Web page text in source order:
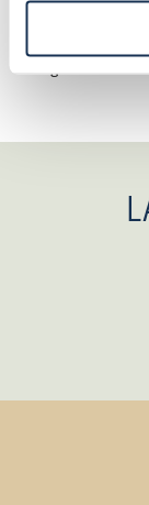
minder CO2-